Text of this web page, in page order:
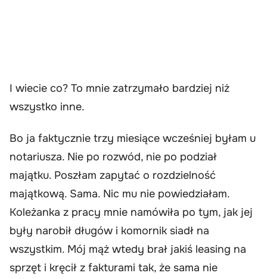
I wiecie co? To mnie zatrzymało bardziej niż
wszystko inne.
Bo ja faktycznie trzy miesiące wcześniej byłam u
notariusza. Nie po rozwód, nie po podział
majątku. Poszłam zapytać o rozdzielność
majątkową. Sama. Nic mu nie powiedziałam.
Koleżanka z pracy mnie namówiła po tym, jak jej
były narobił długów i komornik siadł na
wszystkim. Mój mąż wtedy brał jakiś leasing na
sprzęt i kręcił z fakturami tak, że sama nie